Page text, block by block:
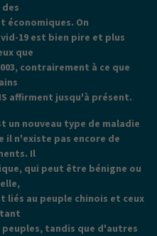
économiques. On
19 est bien pire et plus
que
contrairement à ce que
affirment jusqu'à présent.
un nouveau type de maladie
il n'existe pas encore de
Il
qui peut être bénigne ou
liés au peuple chinois et ceux
tandis que d'autres